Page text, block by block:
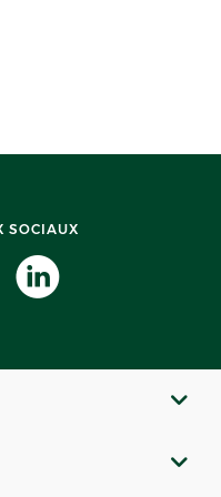
SOCIAUX